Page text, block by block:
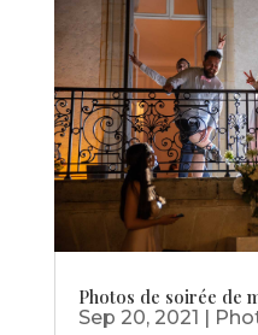
Photos de soirée de
Sep 20, 2021 |